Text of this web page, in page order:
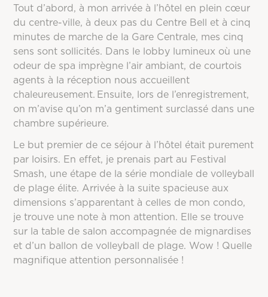
Tout d’abord, à mon arrivée à l’hôtel en plein cœur
du centre-ville, à deux pas du Centre Bell et à cinq
minutes de marche de la Gare Centrale, mes cinq
sens sont sollicités. Dans le lobby lumineux où une
odeur de spa imprègne l’air ambiant, de courtois
agents à la réception nous accueillent
chaleureusement. Ensuite, lors de l’enregistrement,
on m’avise qu’on m’a gentiment surclassé dans une
chambre supérieure.
Le but premier de ce séjour à l’hôtel était purement
par loisirs. En effet, je prenais part au Festival
Smash, une étape de la série mondiale de volleyball
de plage élite. Arrivée à la suite spacieuse aux
dimensions s’apparentant à celles de mon condo,
je trouve une note à mon attention. Elle se trouve
sur la table de salon accompagnée de mignardises
et d’un ballon de volleyball de plage. Wow ! Quelle
magnifique attention personnalisée !